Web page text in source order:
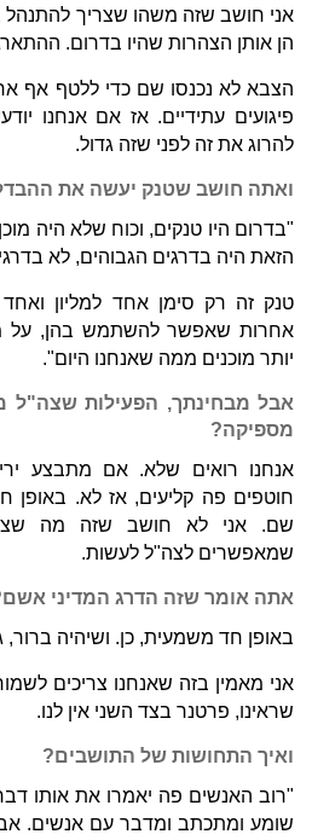
אני חושב שזה משהו שצריך
הן אותן הצהרות שהיו בדרום.
הצבא לא נכנסו שם כדי ללטף אף
פיגועים עתידיים. אז אם אנחנו
להרוג את זה לפני שזה גדול.
ואתה חושב שטנק יעשה את
"בדרום היו טנקים, וכוח שלא היה
הזאת היה בדרגים הגבוהים, לא
טנק זה רק סימן אחד למליון
אחרות שאפשר להשתמש בהן, על
יותר מוכנים ממה שאנחנו היום".
אבל מבחינתך, הפעילות
מספיקה?
אנחנו רואים שלא. אם מתבצע ירי
חוטפים פה קליעים, אז לא.
שם. אני לא חושב שזה מה
שמאפשרים לצה"ל לעשות.
אתה אומר שזה הדרג המדיני
באופן חד משמעית, כן. ושיהיה ברור,
אני מאמין בזה שאנחנו צריכים
שראינו, פרטנר בצד השני אין לנו.
ואיך התחושות של התושבים?
"רוב האנשים פה יאמרו את אותו
שומע ומתכתב ומדבר עם אנשים.